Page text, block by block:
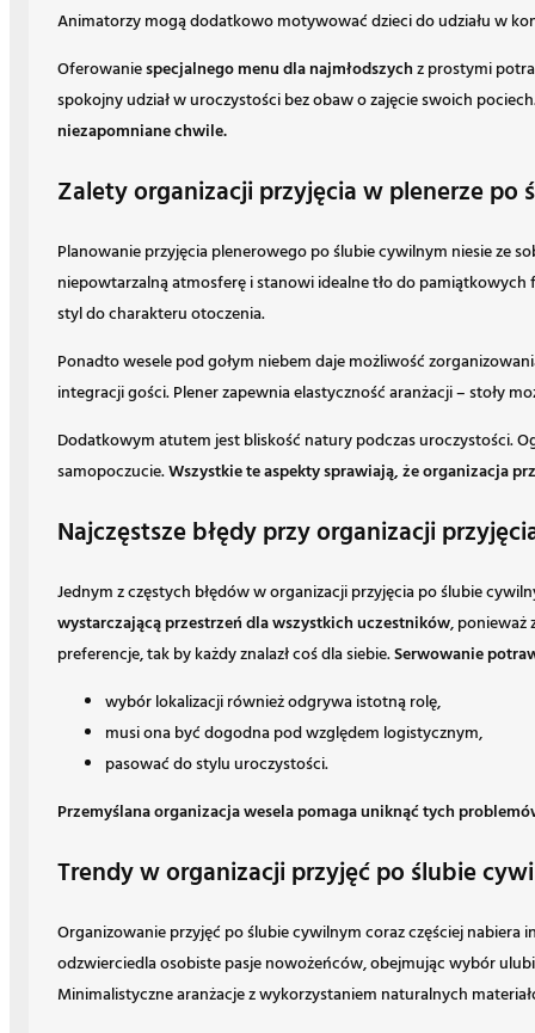
Animatorzy mogą dodatkowo motywować dzieci do udziału w
Oferowaniespecjalnego menu dla najmłodszychz prostymi
spokojny udział w uroczystości bez obaw o zajęcie swoich
niezapomniane chwile.
Zalety organizacji przyjęcia w plenerze
Planowanie przyjęcia plenerowego po ślubie cywilnym niesie ze
niepowtarzalną atmosferę i stanowi idealne tło do
styl do charakteru otoczenia.
Ponadto wesele pod gołym niebem daje możliwość
integracji gości. Plener zapewnia elastyczność aranżacji – stoły
Dodatkowym atutem jest bliskość natury podczas uroczystości.
samopoczucie.Wszystkie te aspekty sprawiają, że organizacja
Najczęstsze błędy przy organizacji
Jednym z częstych błędów w organizacji przyjęcia po ślubie
wystarczającą przestrzeń dla wszystkich uczestników, ponieważ
preferencje, tak by każdy znalazł coś dla siebie.Serwowanie
wybór lokalizacji również odgrywa istotną rolę,
musi ona być dogodna pod względem logistycznym,
pasować do stylu uroczystości.
Przemyślana organizacja wesela pomaga uniknąć tych
Trendy w organizacji przyjęć po ślubie
Organizowanie przyjęć po ślubie cywilnym coraz częściej
odzwierciedla osobiste pasje nowożeńców, obejmując wybór
Minimalistyczne aranżacje z wykorzystaniem naturalnych